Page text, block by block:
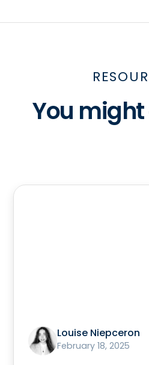
You
Louise Niepceron
February 18, 2025